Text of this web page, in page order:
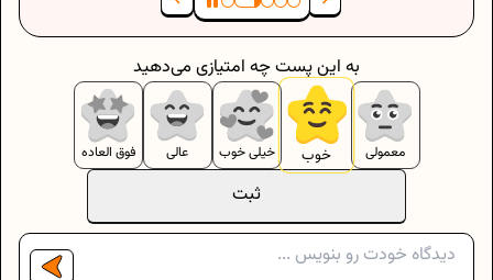
ثبت
معمولی خوب خیلی خوب عالی فوق العاده
به این پست چه امتیازی می‌دهید